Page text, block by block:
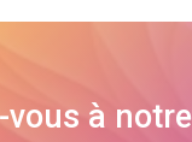
vous à notre